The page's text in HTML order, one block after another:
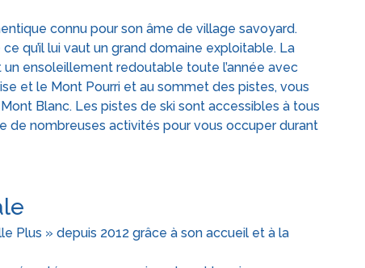
connu pour son âme de village savoyard.
qu’il lui vaut un grand domaine exploitable. La
ensoleillement redoutable toute l’année avec
et le Mont Pourri et au sommet des pistes, vous
Blanc. Les pistes de ski sont accessibles à tous
de nombreuses activités pour vous occuper durant
Plus » depuis 2012 grâce à son accueil et à la